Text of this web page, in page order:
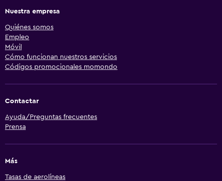
Nuestra empresa
Quiénes somos
Empleo
Móvil
Cómo funcionan nuestros servicios
Códigos promocionales momondo
Contactar
Ayuda/Preguntas frecuentes
Prensa
Más
Tasas de aerolíneas